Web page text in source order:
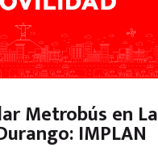
Metrobús en La
IMPLAN